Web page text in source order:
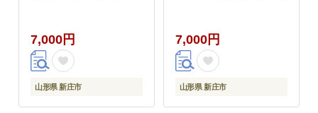
7,000円
山形県 新庄市
7,000円
山形県 新庄市